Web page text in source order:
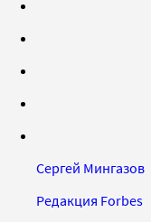
Сергей Мингазов
Редакция Forbes